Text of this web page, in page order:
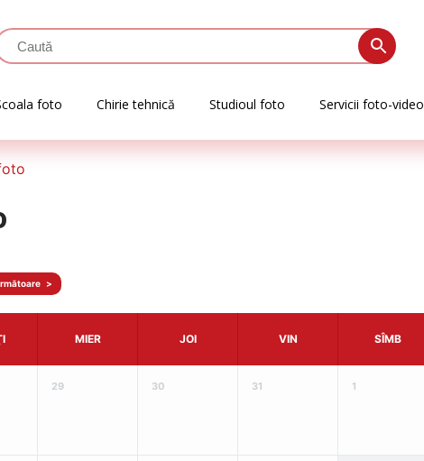
foto Chirie tehnică Studioul foto Servicii foto-video
>
MIER JOI VIN SÎMB
29 30 31 1